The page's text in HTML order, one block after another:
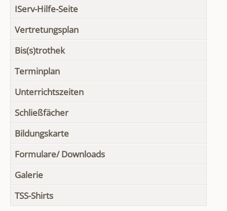
IServ-Hilfe-Seite
Vertretungsplan
Bis(s)trothek
Terminplan
Unterrichtszeiten
Schließfächer
Bildungskarte
Formulare/ Downloads
Galerie
TSS-Shirts